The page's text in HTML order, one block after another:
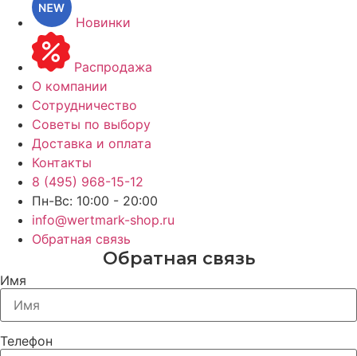
Новинки
Распродажа
О компании
Сотрудничество
Советы по выбору
Доставка и оплата
Контакты
8 (495) 968-15-12
Пн-Вс: 10:00 - 20:00
info@wertmark-shop.ru
Обратная связь
Обратная связь
Имя
Телефон